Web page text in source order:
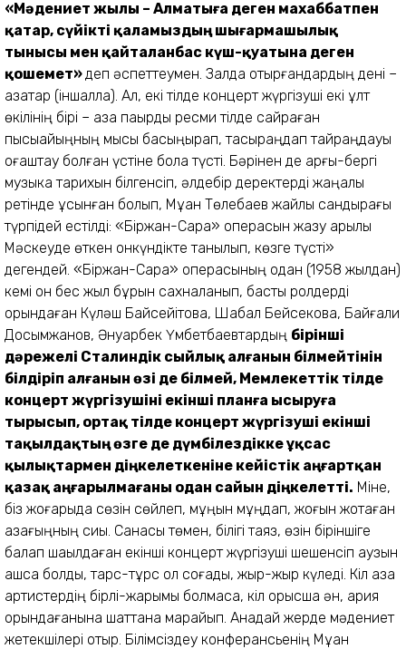
«Мәдениет жылы – Алматыға деген махаббатпен
қатар, сүйікті қаламыздың шығармашылық
тынысы мен қайталанбас күш-қуатына деген
қошемет»деп әспеттеумен. Залда отырғандардың дені –
қазақтар (іншалла). Ал, екі тілде концерт жүргізуші екі ұлт
өкілінің бірі – қазақ пақырды ресми тілде сайраған
пысықайыңның мысы басыңқырап, тасыраңдап тайраңдауы
оғаштау болған үстіне бола түсті. Бәрінен де арғы-бергі
музыка тарихын білгенсіп, әлдебір деректерді жаңалық
ретінде ұсынған болып, Мұқан Төлебаев жайлы сандырағы
түрпідей естілді: «Біржан-Сара» операсын жазу арқылы
Мәскеуде өткен онкүндікте танылып, көзге түсті»
дегендей. «Біржан-Сара» операсының одан (1958 жылдан)
кемі он бес жыл бұрын сахналанып, басты ролдерді
орындаған Күләш Байсейітова, Шабал Бейсекова, Байғали
Досымжанов, Әнуарбек Үмбетбаевтардың бірінші
дәрежелі Сталиндік сыйлық алғанын білмейтінін
білдіріп алғанын өзі де білмей, Мемлекеттік тілде
концерт жүргізушіні екінші планға ысыруға
тырысып, ортақ тілде концерт жүргізуші екінші
тақылдақтың өзге де дүмбілездікке ұқсас
қылықтармен діңкелеткеніне кейістік аңғартқан
қазақ аңғарылмағаны одан сайын діңкелетті. Міне,
біз жоғарыда сөзін сөйлеп, мұңын мұңдап, жоғын жоқтаған
қазағыңның сиқы. Санасы төмен, білігі таяз, өзін біріншіге
балап шақылдаған екінші концерт жүргізуші шешенсіп аузын
ашса болды, тарс-тұрс қол соғады, жырқ-жырқ күледі. Кіл қазақ
артистердің бірлі-жарымы болмаса, кіл орысша ән, ария
орындағанына шаттана марқайып. Анадай жерде мәдениет
жетекшілері отыр. Білімсіздеу конферансьенің Мұқан